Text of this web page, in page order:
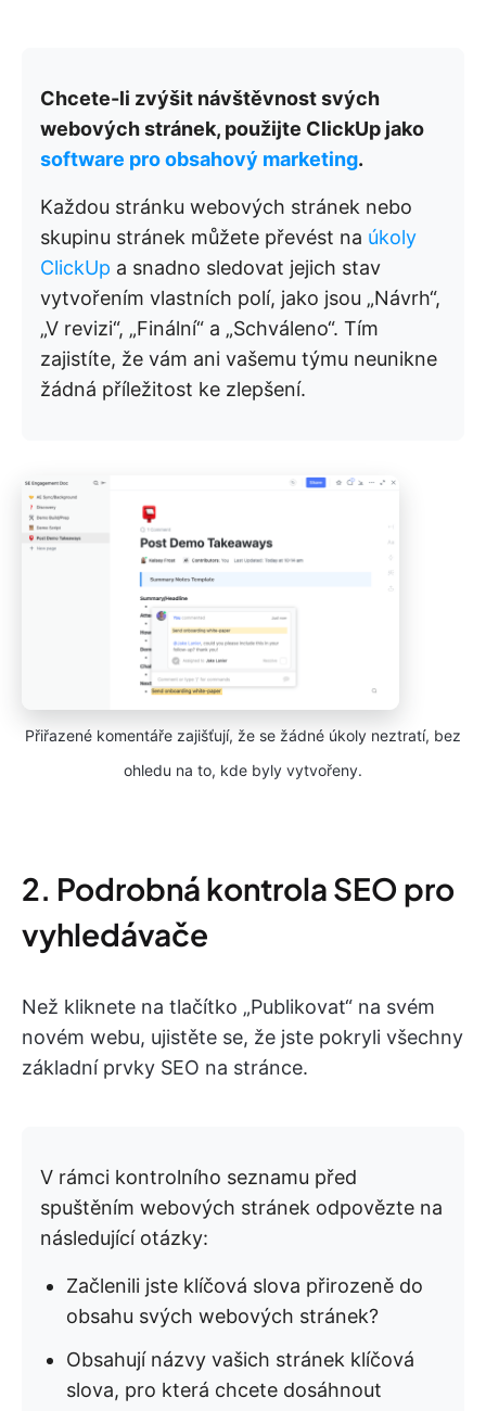
Chcete-li zvýšit návštěvnost svých
webových stránek, použijte ClickUp jako
software pro obsahový marketing.
Každou stránku webových stránek nebo
skupinu stránek můžete převést na úkoly
ClickUp a snadno sledovat jejich stav
vytvořením vlastních polí, jako jsou „Návrh“,
„V revizi“, „Finální“ a „Schváleno“. Tím
zajistíte, že vám ani vašemu týmu neunikne
žádná příležitost ke zlepšení.
Přiřazené komentáře zajišťují, že se žádné úkoly neztratí, bez
ohledu na to, kde byly vytvořeny.
2. Podrobná kontrola SEO pro
vyhledávače
Než kliknete na tlačítko „Publikovat“ na svém
novém webu, ujistěte se, že jste pokryli všechny
základní prvky SEO na stránce.
V rámci kontrolního seznamu před
spuštěním webových stránek odpovězte na
následující otázky:
Začlenili jste klíčová slova přirozeně do
obsahu svých webových stránek?
Obsahují názvy vašich stránek klíčová
slova, pro která chcete dosáhnout